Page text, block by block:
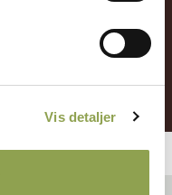
Vis detaljer